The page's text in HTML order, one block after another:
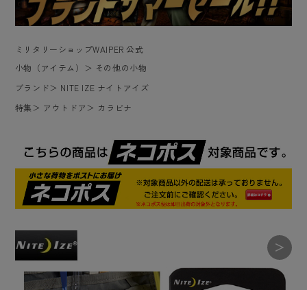
ミリタリーショップWAIPER 公式
小物（アイテム）
＞ その他の小物
ブランド＞ NITE IZE ナイトアイズ
特集 ＞ アウトドア ＞ カラビナ
＞